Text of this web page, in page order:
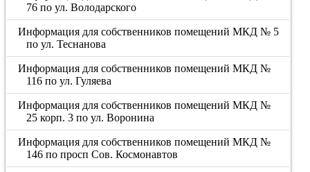
76 по ул. Володарского
Информация для собственников помещений МКД № 5
по ул. Теснанова
Информация для собственников помещений МКД №
116 по ул. Гуляева
Информация для собственников помещений МКД №
25 корп. 3 по ул. Воронина
Информация для собственников помещений МКД №
146 по просп Сов. Космонавтов